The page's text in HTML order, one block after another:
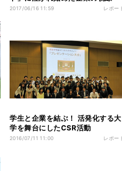
2017/06/16 11:59 レポー
学生と企業を結ぶ！ 活発化する大
学を舞台にしたCSR活動
2016/07/11 11:00 レポー